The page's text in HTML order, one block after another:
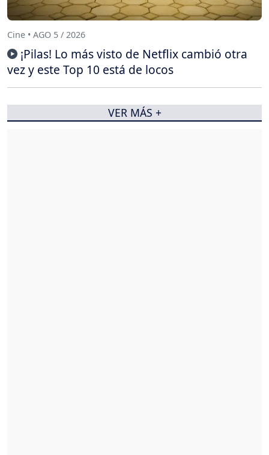
Cine • AGO 5 / 2026
¡Pilas! Lo más visto de Netflix cambió otra
vez y este Top 10 está de locos
VER MÁS +